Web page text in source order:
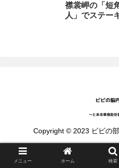
襟裳岬の「短
人」でステー
Copyright © 2023 ビビの
メニュー ホーム 検索